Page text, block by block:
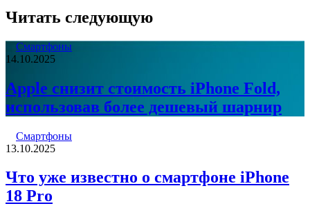
Читать следующую
Смартфоны
14.10.2025
Apple снизит стоимость iPhone Fold,
использовав более дешевый шарнир
Смартфоны
13.10.2025
Что уже известно о смартфоне iPhone
18 Pro